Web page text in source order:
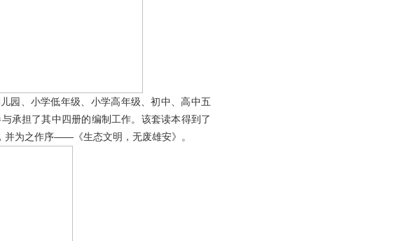
园、小学低年级、小学高年级、初中、高中五
承担了其中四册的编制工作。该套读本得到了
并为之作序——《生态文明，无废雄安》。